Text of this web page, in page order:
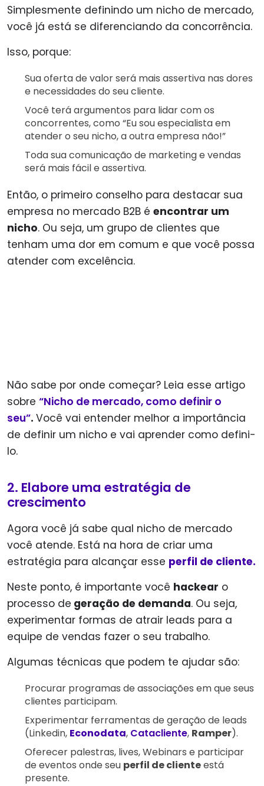
Simplesmente definindo um nicho de mercado,
você já está se diferenciando da concorrência.
Isso, porque:
Sua oferta de valor será mais assertiva nas dores
e necessidades do seu cliente.
Você terá argumentos para lidar com os
concorrentes, como “Eu sou especialista em
atender o seu nicho, a outra empresa não!”
Toda sua comunicação de marketing e vendas
será mais fácil e assertiva.
Então, o primeiro conselho para destacar sua
empresa no mercado B2B é encontrar um
nicho. Ou seja, um grupo de clientes que
tenham uma dor em comum e que você possa
atender com excelência.
Não sabe por onde começar? Leia esse artigo
sobre “Nicho de mercado, como definir o
seu”. Você vai entender melhor a importância
de definir um nicho e vai aprender como defini-
lo.
2. Elabore uma estratégia de
crescimento
Agora você já sabe qual nicho de mercado
você atende. Está na hora de criar uma
estratégia para alcançar esse perfil de cliente.
Neste ponto, é importante você hackear o
processo de geração de demanda. Ou seja,
experimentar formas de atrair leads para a
equipe de vendas fazer o seu trabalho.
Algumas técnicas que podem te ajudar são:
Procurar programas de associações em que seus
clientes participam.
Experimentar ferramentas de geração de leads
(Linkedin, Econodata, Catacliente, Ramper).
Oferecer palestras, lives, Webinars e participar
de eventos onde seu perfil de clienteestá
presente.